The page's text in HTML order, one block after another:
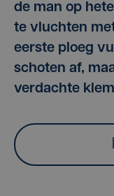
de man op
te vluchten
eerste ploeg
schoten af,
verdachte